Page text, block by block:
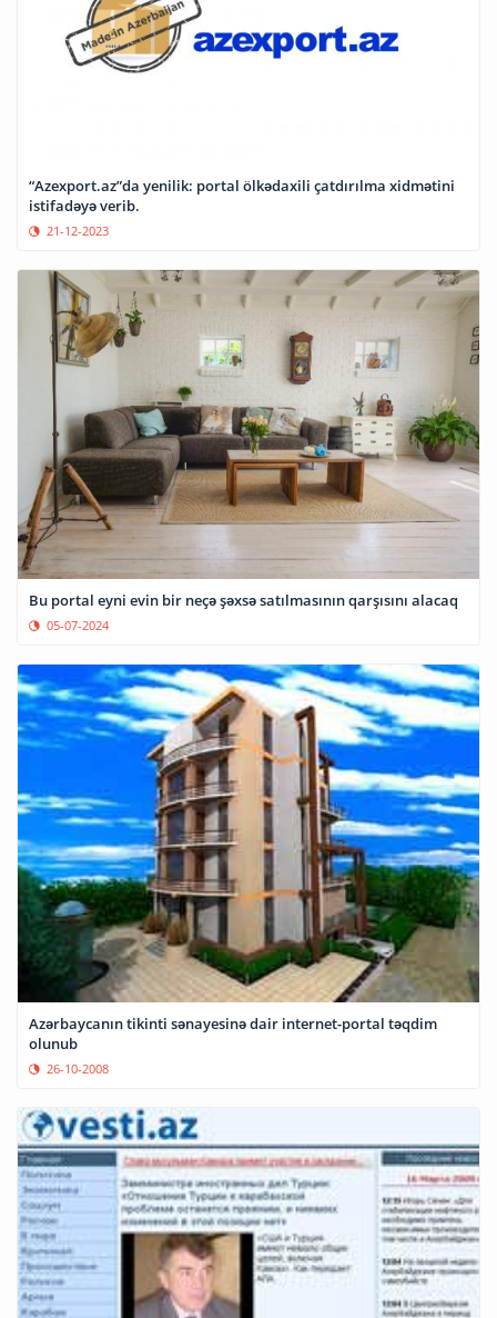
“Azexport.az”da yenilik: portal ölkədaxili çatdırılma xidmətini
istifadəyə verib.
21-12-2023
Bu portal eyni evin bir neçə şəxsə satılmasının qarşısını alacaq
05-07-2024
Azərbaycanın tikinti sənayesinə dair internet-portal təqdim
olunub
26-10-2008